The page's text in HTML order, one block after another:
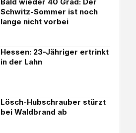
Schwitz-Sommer ist noch
lange nicht vorbei
Hessen: 23-Jähriger ertrinkt
in der Lahn
Lösch-Hubschrauber stürzt
bei Waldbrand ab